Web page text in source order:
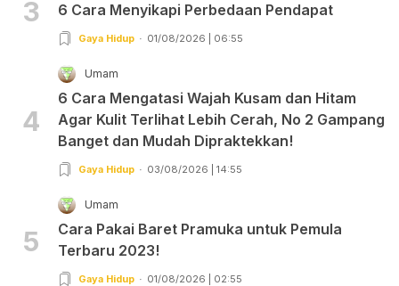
3 6 Cara Menyikapi Perbedaan Pendapat
Gaya Hidup 01/08/2026 | 06:55
4
Umam
6 Cara Mengatasi Wajah Kusam dan Hitam
Agar Kulit Terlihat Lebih Cerah, No 2 Gampang
Banget dan Mudah Dipraktekkan!
Gaya Hidup 03/08/2026 | 14:55
5
Umam
Cara Pakai Baret Pramuka untuk Pemula
Terbaru 2023!
Gaya Hidup 01/08/2026 | 02:55